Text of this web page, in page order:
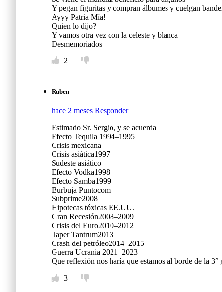
Y pegan figuritas y compran álbumes y cuelgan
Ayyy Patria Mía!
Quien lo dijo?
Y vamos otra vez con la celeste y blanca
Desmemoriados
2
Ruben
hace 2 meses Responder
Estimado Sr. Sergio, y se acuerda
Efecto Tequila 1994–1995
Crisis mexicana
Crisis asiática1997
Sudeste asiático
Efecto Vodka1998
Efecto Samba1999
Burbuja Puntocom
Subprime2008
Hipotecas tóxicas EE.UU.
Gran Recesión2008–2009
Crisis del Euro2010–2012
Taper Tantrum2013
Crash del petróleo2014–2015
Guerra Ucrania 2021–2023
Que reflexión nos haría que estamos al borde de la
3